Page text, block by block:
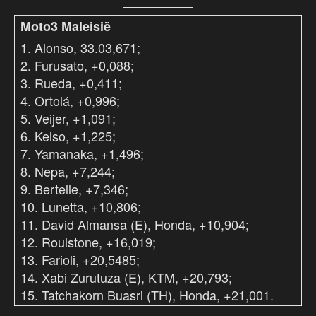
Moto3 Maleisië
1. Alonso, 33.03,671;
2. Furusato, +0,088;
3. Rueda, +0,411;
4. Ortolá, +0,996;
5. Veijer, +1,091;
6. Kelso, +1,225;
7. Yamanaka, +1,496;
8. Nepa, +7,244;
9. Bertelle, +7,346;
10. Lunetta, +10,806;
11. David Almansa (E), Honda, +10,904;
12. Roulstone, +16,019;
13. Farioli, +20,5485;
14. Xabi Zurutuza (E), KTM, +20,793;
15. Tatchakorn Buasri (TH), Honda, +21,001.